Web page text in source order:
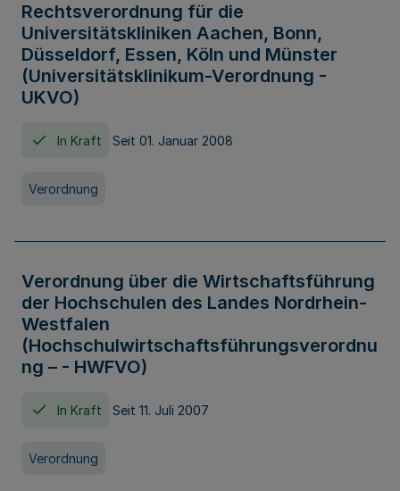
Rechtsverordnung für die
Universitätskliniken Aachen, Bonn,
Düsseldorf, Essen, Köln und Münster
(Universitätsklinikum-Verordnung -
UKVO)
In Kraft Seit 01. Januar 2008
Verordnung
Verordnung über die Wirtschaftsführung
der Hochschulen des Landes Nordrhein-
Westfalen
(Hochschulwirtschaftsführungsverordnu
ng – - HWFVO)
In Kraft Seit 11. Juli 2007
Verordnung